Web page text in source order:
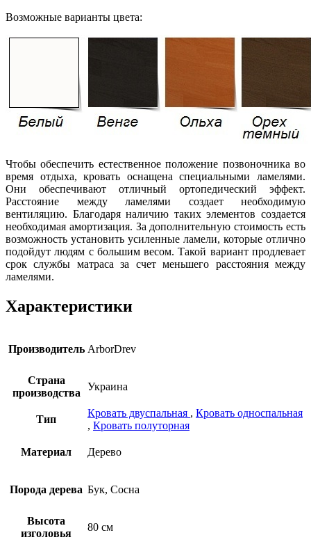
Возможные варианты цвета:
Чтобы обеспечить естественное положение позвоночника во
время отдыха, кровать оснащена специальными ламелями.
Они обеспечивают отличный ортопедический эффект.
Расстояние между ламелями создает необходимую
вентиляцию. Благодаря наличию таких элементов создается
необходимая амортизация. За дополнительную стоимость есть
возможность установить усиленные ламели, которые отлично
подойдут людям с большим весом. Такой вариант продлевает
срок службы матраса за счет меньшего расстояния между
ламелями.
Характеристики
Производитель ArborDrev
Страна
производства
Украина
Тип
Кровать двуспальная , Кровать односпальная
, Кровать полуторная
Материал Дерево
Порода дерева Бук, Сосна
Высота
изголовья
80 см